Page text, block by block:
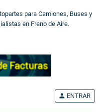
para Camiones, Buses y
en Freno de Aire.
person ENTRAR